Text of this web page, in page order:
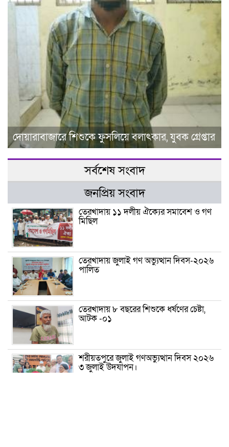
দোয়ারাবাজারে শিশুকে ফুসলিয়ে বলাৎকার, যুবক গ্রেপ্তার
সর্বশেষ সংবাদ
জনপ্রিয় সংবাদ
তেরখাদায় ১১ দলীয় ঐক্যের সমাবেশ ও গণ
মিছিল
তেরখাদায় জুলাই গণ অভ্যুত্থান দিবস-২০২৬
পালিত
তেরখাদায় ৮ বছরের শিশুকে ধর্ষণের চেষ্টা,
আটক -০১
শরীয়তপুরে জুলাই গণঅভ্যুত্থান দিবস ২০২৬
৩ জুলাই উদযাপন।